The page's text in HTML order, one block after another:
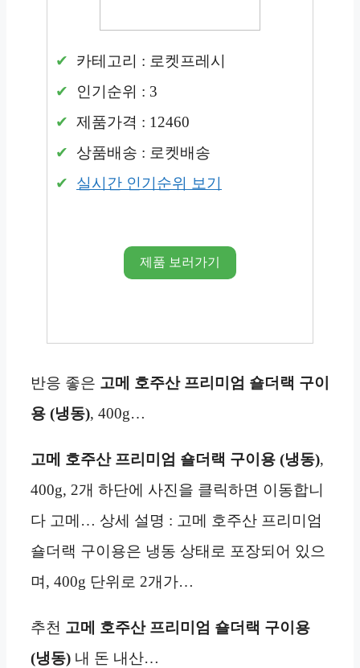
카테고리 : 로켓프레시
인기순위 : 3
제품가격 : 12460
상품배송 : 로켓배송
실시간 인기순위 보기
제품 보러가기
반응 좋은 고메 호주산 프리미엄 숄더랙 구이
용 (냉동), 400g…
고메 호주산 프리미엄 숄더랙 구이용 (냉동),
400g, 2개 하단에 사진을 클릭하면 이동합니
다 고메… 상세 설명 : 고메 호주산 프리미엄
숄더랙 구이용은 냉동 상태로 포장되어 있으
며, 400g 단위로 2개가…
추천 고메 호주산 프리미엄 숄더랙 구이용
(냉동) 내 돈 내산…